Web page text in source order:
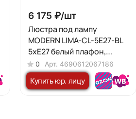
6 175 ₽/шт
Люстра под лампу
MODERN LIMA-СL-5E27-BL
5хЕ27 белый плафон,
черный корпус IN HOME
0 Арт. 4690612067186
Купить юр. лицу